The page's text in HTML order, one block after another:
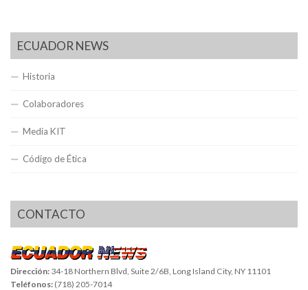
ECUADOR NEWS
Historia
Colaboradores
Media KIT
Código de Ética
CONTACTO
Dirección: 34-18 Northern Blvd, Suite 2/6B, Long Island City, NY 11101
Teléfonos: (718) 205-7014